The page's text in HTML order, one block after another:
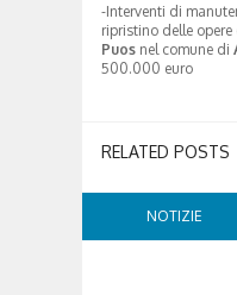
-Interventi di
ripristino delle
Puos nel comune di
500.000 euro
RELATED POSTS
NOTIZIE